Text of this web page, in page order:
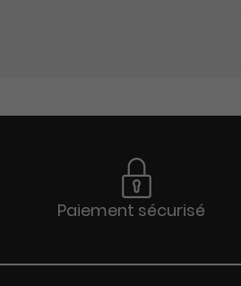
Paiement sécurisé